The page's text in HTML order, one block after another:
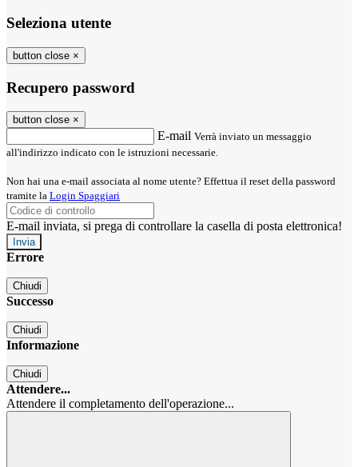
Seleziona utente
button close ×
Recupero password
button close ×
E-mail Verrà inviato un messaggio
all'indirizzo indicato con le istruzioni necessarie.
Non hai una e-mail associata al nome utente? Effettua il reset della password
tramite la Login Spaggiari
E-mail inviata, si prega di controllare la casella di posta elettronica!
Errore
Chiudi
Successo
Chiudi
Informazione
Chiudi
Attendere...
Attendere il completamento dell'operazione...